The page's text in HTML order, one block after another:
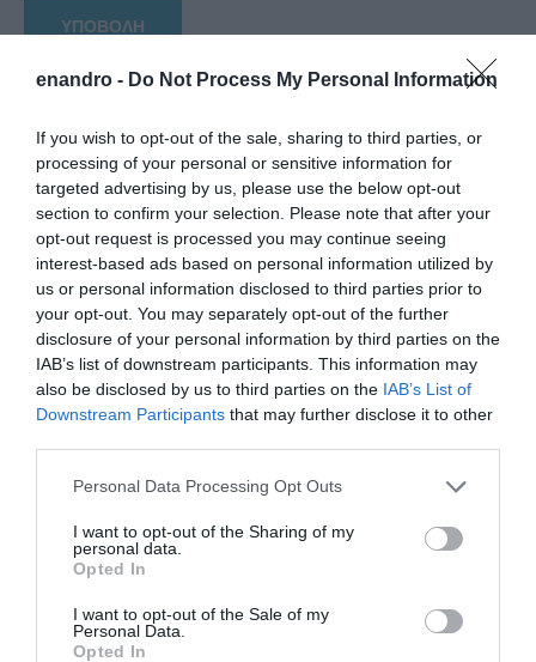
enandro - Do Not Process My Personal Information
If you wish to opt-out of the sale, sharing to third parties, or
processing of your personal or sensitive information for
targeted advertising by us, please use the below opt-out
section to confirm your selection. Please note that after your
opt-out request is processed you may continue seeing
interest-based ads based on personal information utilized by
us or personal information disclosed to third parties prior to
your opt-out. You may separately opt-out of the further
disclosure of your personal information by third parties on the
IAB’s list of downstream participants. This information may
also be disclosed by us to third parties on the IAB’s List of
Downstream Participants that may further disclose it to other
Please note that this website/app uses one or more Google
not limited to your visit or usage behaviour. You may click to
grant or deny consent to Google and its third-party tags to
use your data for below specified purposes in below Google
consent section.
Personal Data Processing Opt Outs
I want to opt-out of the Sharing of my
personal data.
Opted In
I want to opt-out of the Sale of my
Personal Data.
Opted In